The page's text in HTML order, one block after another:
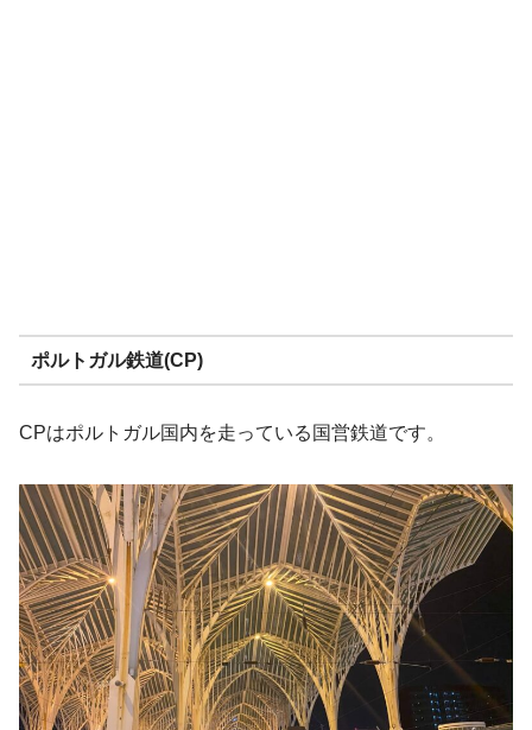
ポルトガル鉄道(CP)
CPはポルトガル国内を走っている国営鉄道です。